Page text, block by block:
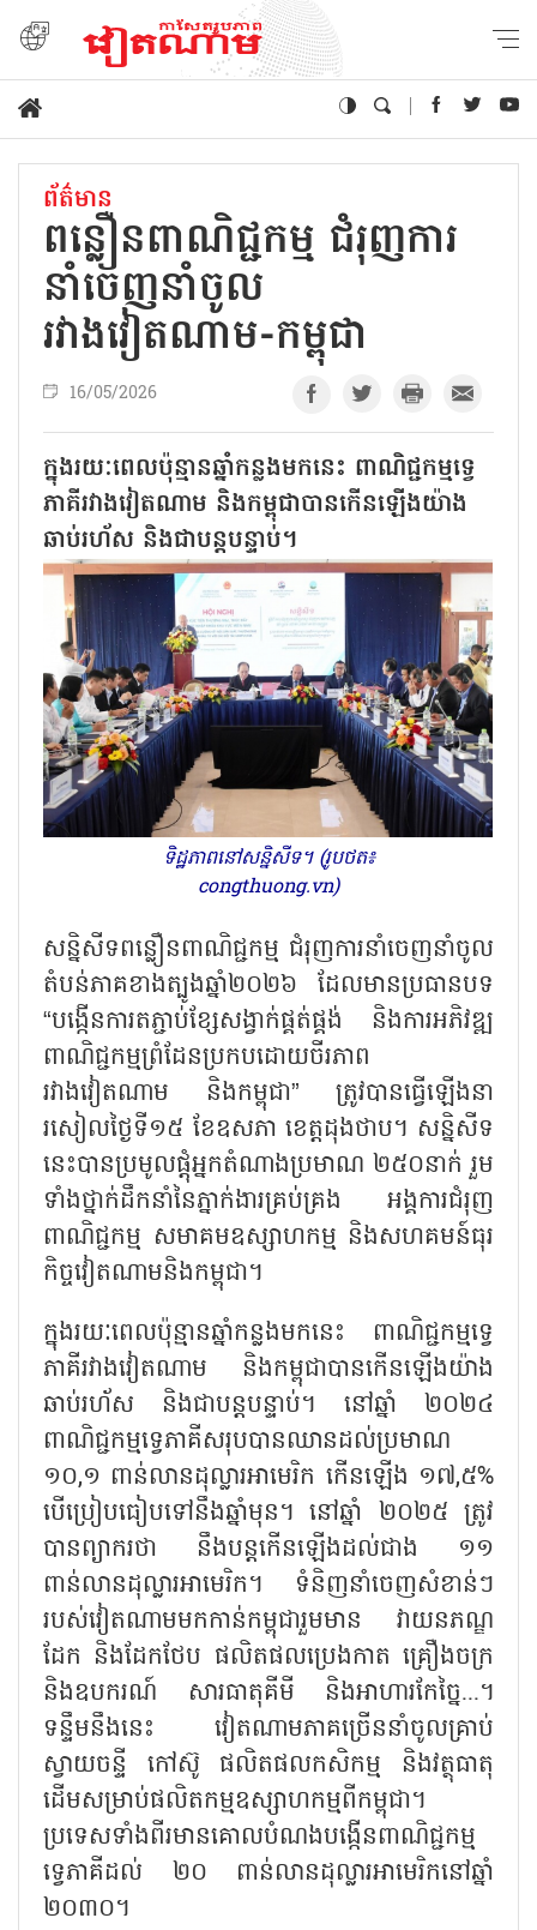
ព័ត៌មាន
ពន្លឿនពាណិជ្ជកម្ម ជំរុញការ
នាំចេញនាំចូល
រវាងវៀតណាម-កម្ពុជា
16/05/2026
ក្នុងរយៈពេលប៉ុន្មានឆ្នាំកន្លងមកនេះ ពាណិជ្ជកម្មទ្វេ
ភាគីរវាងវៀតណាម និងកម្ពុជាបានកើនឡើងយ៉ាង
ឆាប់រហ័ស និងជាបន្តបន្ទាប់។
ទិដ្ឋភាពនៅសន្និសីទ។ (រូបថត៖
congthuong.vn)
សន្និសីទពន្លឿនពាណិជ្ជកម្ម ជំរុញការនាំចេញនាំចូល
តំបន់ភាគខាងត្បូងឆ្នាំ២០២៦ ដែលមានប្រធានបទ
“បង្កើនការតភ្ជាប់ខ្សែសង្វាក់ផ្គត់ផ្គង់ និងការអភិវឌ្ឍ
ពាណិជ្ជកម្មព្រំដែនប្រកបដោយចីរភាព
រវាងវៀតណាម និងកម្ពុជា” ត្រូវបានធ្វើឡើងនា
រសៀលថ្ងៃទី១៥ ខែឧសភា ខេត្តដុងថាប។ សន្និសីទ
នេះបានប្រមូលផ្តុំអ្នកតំណាងប្រមាណ ២៥០នាក់ រួម
ទាំងថ្នាក់ដឹកនាំនៃភ្នាក់ងារគ្រប់គ្រង អង្គការជំរុញ
ពាណិជ្ជកម្ម សមាគមឧស្សាហកម្ម និងសហគមន៍ធុរ
កិច្ចវៀតណាមនិងកម្ពុជា។
ក្នុងរយៈពេលប៉ុន្មានឆ្នាំកន្លងមកនេះ ពាណិជ្ជកម្មទ្វេ
ភាគីរវាងវៀតណាម និងកម្ពុជាបានកើនឡើងយ៉ាង
ឆាប់រហ័ស និងជាបន្តបន្ទាប់។ នៅឆ្នាំ ២០២៤
ពាណិជ្ជកម្មទ្វេភាគីសរុបបានឈានដល់ប្រមាណ
១០,១ ពាន់លានដុល្លារអាមេរិក កើនឡើង ១៧,៥%
បើប្រៀបធៀបទៅនឹងឆ្នាំមុន។ នៅឆ្នាំ ២០២៥ ត្រូវ
បានព្យាករថា នឹងបន្តកើនឡើងដល់ជាង ១១
ពាន់លានដុល្លារអាមេរិក។ ទំនិញនាំចេញសំខាន់ៗ
របស់វៀតណាមមកកាន់កម្ពុជារួមមាន វាយនភណ្ឌ
ដែក និងដែកថែប ផលិតផលប្រេងកាត គ្រឿងចក្រ
និងឧបករណ៍ សារធាតុគីមី និងអាហារកែច្នៃ...។
ទន្ទឹមនឹងនេះ វៀតណាមភាគច្រើននាំចូលគ្រាប់
ស្វាយចន្ទី កៅស៊ូ ផលិតផលកសិកម្ម និងវត្ថុធាតុ
ដើមសម្រាប់ផលិតកម្មឧស្សាហកម្មពីកម្ពុជា។
ប្រទេសទាំងពីរមានគោលបំណងបង្កើនពាណិជ្ជកម្ម
ទ្វេភាគីដល់ ២០ ពាន់លានដុល្លារអាមេរិកនៅឆ្នាំ
២០៣០។